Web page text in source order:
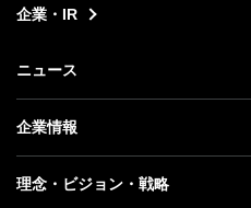
企業・IR
ニュース
ニュース トップ
プレスリリース
企業情報
企業情報 トップ
理念・ビジョン・戦略